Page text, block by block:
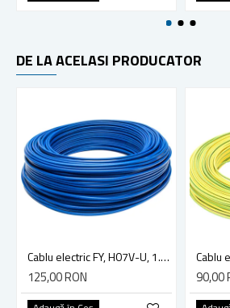
DE LA ACELASI PRODUCATOR
Cablu electric FY, H07V-U, 1.5 mm², 100 m, albastru, cupru
125,00 RON 90,00